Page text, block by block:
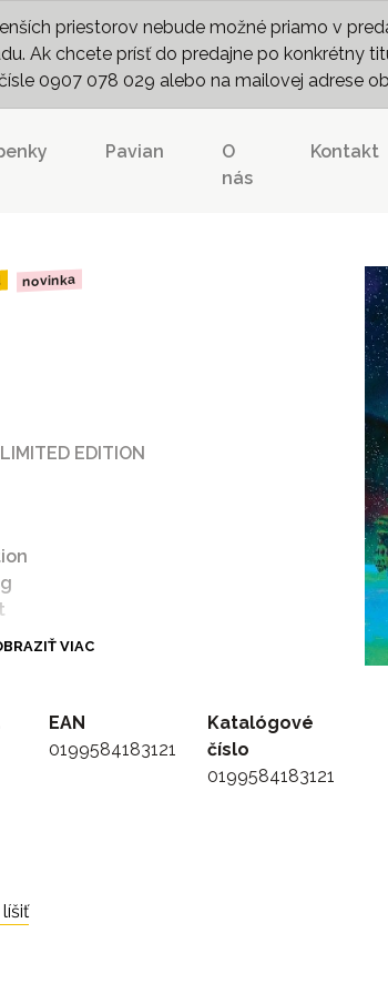
priestorov nebude možné priamo v
Ak chcete prísť do predajne po konkrétny
0907 078 029 alebo na mailovej adrese
Pavian
O
nás
Kontakt
novinka
EDITION
VIAC
EAN
0199584183121
Katalógové
číslo
0199584183121